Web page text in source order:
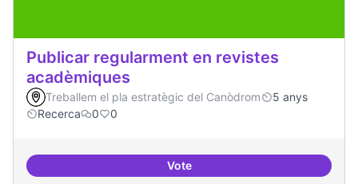
Publicar regularment en revistes
acadèmiques
Treballem el pla estratègic del Canòdrom
5 anys
Recerca
0 0
VotePublicar regularment en